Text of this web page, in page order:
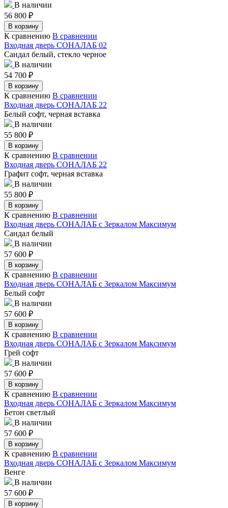
В наличии
56 800 ₽
В корзину
К сравнению В сравнении
Входная дверь СОНАЛАБ 02
Сандал белый, стекло черное
В наличии
54 700 ₽
В корзину
К сравнению В сравнении
Входная дверь СОНАЛАБ 22
Белый софт, черная вставка
В наличии
55 800 ₽
В корзину
К сравнению В сравнении
Входная дверь СОНАЛАБ 22
Графит софт, черная вставка
В наличии
55 800 ₽
В корзину
К сравнению В сравнении
Входная дверь СОНАЛАБ с Зеркалом Максимум
Сандал белый
В наличии
57 600 ₽
В корзину
К сравнению В сравнении
Входная дверь СОНАЛАБ с Зеркалом Максимум
Белый софт
В наличии
57 600 ₽
В корзину
К сравнению В сравнении
Входная дверь СОНАЛАБ с Зеркалом Максимум
Грей софт
В наличии
57 600 ₽
В корзину
К сравнению В сравнении
Входная дверь СОНАЛАБ с Зеркалом Максимум
Бетон светлый
В наличии
57 600 ₽
В корзину
К сравнению В сравнении
Входная дверь СОНАЛАБ с Зеркалом Максимум
Венге
В наличии
57 600 ₽
В корзину